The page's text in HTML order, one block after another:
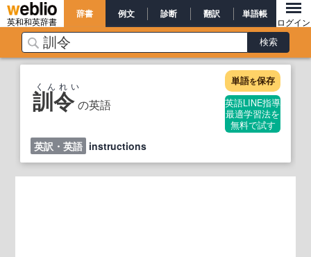
英和和英辞書
辞書 例文 診断 翻訳 単語帳
ログイン
訓令 の英語
くんれい 単語を保存
英語LINE指導
最適学習法を
無料で試す
英訳・英語 instructions